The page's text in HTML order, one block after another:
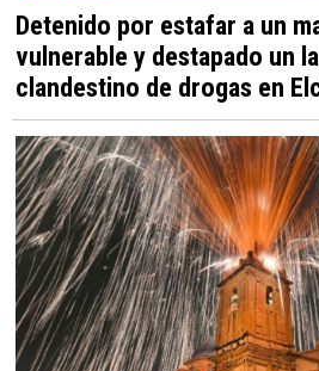
Detenido por estafar a un
vulnerable y destapado un
clandestino de drogas en